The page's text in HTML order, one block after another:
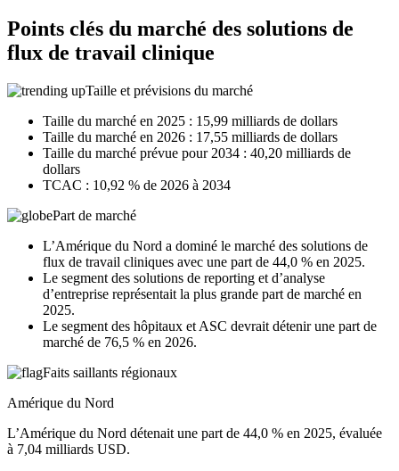
Points clés du marché des solutions de
flux de travail clinique
Taille et prévisions du marché
Taille du marché en 2025 : 15,99 milliards de dollars
Taille du marché en 2026 : 17,55 milliards de dollars
Taille du marché prévue pour 2034 : 40,20 milliards de
dollars
TCAC : 10,92 % de 2026 à 2034
Part de marché
L’Amérique du Nord a dominé le marché des solutions de
flux de travail cliniques avec une part de 44,0 % en 2025.
Le segment des solutions de reporting et d’analyse
d’entreprise représentait la plus grande part de marché en
2025.
Le segment des hôpitaux et ASC devrait détenir une part de
marché de 76,5 % en 2026.
Faits saillants régionaux
Amérique du Nord
L’Amérique du Nord détenait une part de 44,0 % en 2025, évaluée
à 7,04 milliards USD.